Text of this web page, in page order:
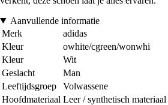
Aanvullende informatie
Merk
adidas
Kleur
owhite/cgreen/wonwhi
Kleur
Wit
Geslacht
Man
Leeftijdsgroep
Volwassene
Hoofdmateriaal Leer / synthetisch materiaal